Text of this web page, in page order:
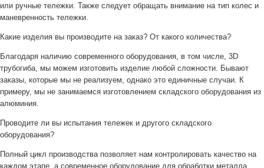
или ручные тележки. Также следует обращать внимание на тип колес и
маневренность тележки.
Какие изделия вы производите на заказ? От какого количества?
Благодаря наличию современного оборудования, в том числе, 3D
трубогиба, мы можем изготовить изделие любой сложности. Бывают
заказы, которые мы не реализуем, однако это единичные случаи. К
примеру, мы не занимаемся изготовлением складского оборудования из
алюминия.
Проводите ли вы испытания тележек и другого складского
оборудования?
Полный цикл производства позволяет нам контролировать качество на
каждом этапе, а современное оборудование для обработки металла